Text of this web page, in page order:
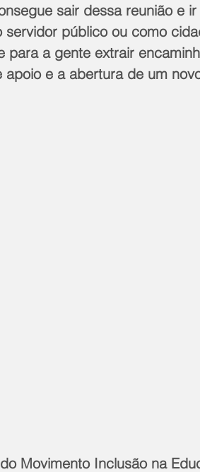
sair dessa reunião e
servidor público ou como
para a gente extrair
apoio e a abertura de um
Movimento Inclusão na